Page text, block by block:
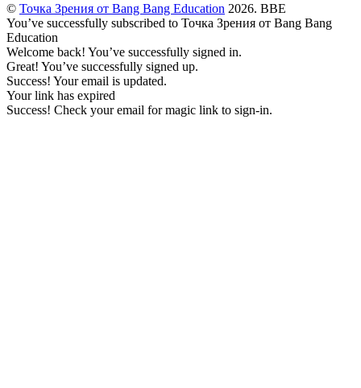
© Точка Зрения от Bang Bang Education 2026. BBE
You’ve successfully subscribed to Точка Зрения от Bang Bang
Education
Welcome back! You’ve successfully signed in.
Great! You’ve successfully signed up.
Success! Your email is updated.
Your link has expired
Success! Check your email for magic link to sign-in.